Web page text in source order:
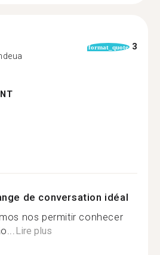
format_quote 3
de conversation idéal
nos permitir conhecer
Lire plus